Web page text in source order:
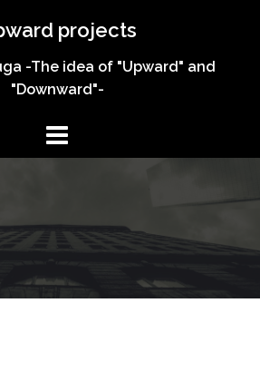
projects
-The idea of "Upward" and
"Downward"-